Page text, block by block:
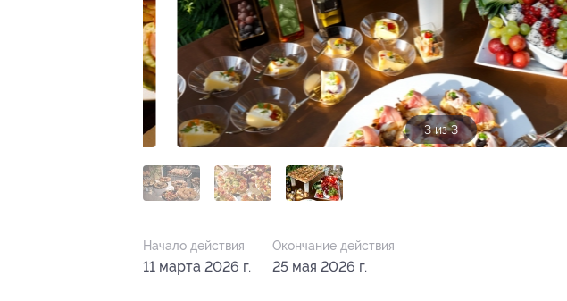
3 из 3
Начало действия
11 марта 2026 г.
Окончание действия
25 мая 2026 г.